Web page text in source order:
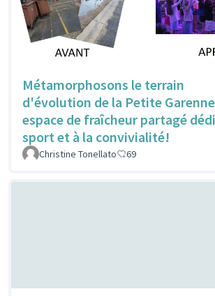
Métamorphosons le terrain
d'évolution de la Petite
espace de fraîcheur partagé
sport et à la convivialité!
Christine Tonellato 69